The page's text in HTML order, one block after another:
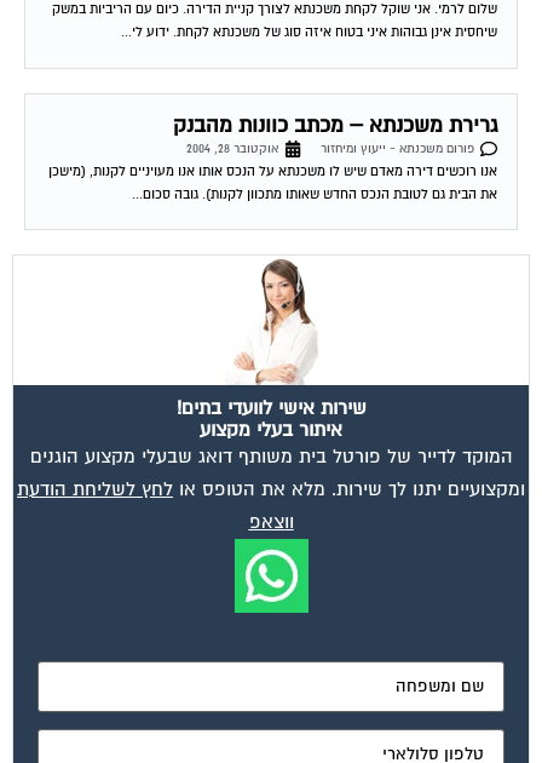
שלום לרמי. אני שוקל לקחת משכנתא לצורך קניית הדירה. כיום עם הריביות במשק
שיחסית אינן גבוהות איני בטוח איזה סוג של משכנתא לקחת. ידוע לי...
גרירת משכנתא – מכתב כוונות מהבנק
פורום משכנתא - ייעוץ ומיחזור
אוקטובר 28, 2004
אנו רוכשים דירה מאדם שיש לו משכנתא על הנכס אותו אנו מעויניים לקנות, (מישכן
את הבית גם לטובת הנכס החדש שאותו מתכוון לקנות). גובה סכום...
שירות אישי לוועדי בתים!
איתור בעלי מקצוע
המוקד לדייר של פורטל בית משותף דואג שבעלי מקצוע הוגנים
ומקצועיים יתנו לך שירות. מלא את הטופס או לחץ לשליחת הודעת
ווצאפ